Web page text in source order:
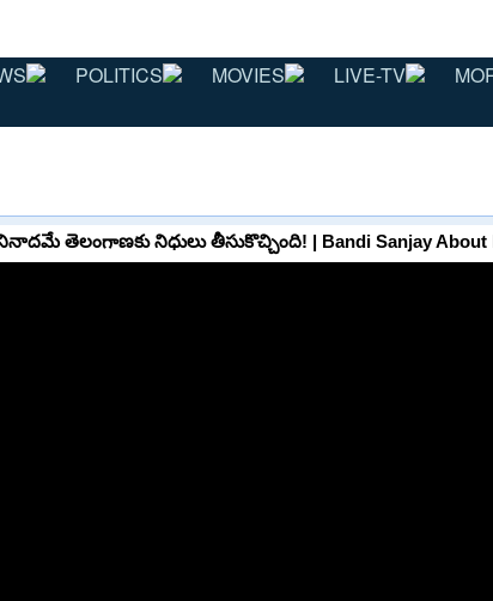
POLITICS MOVIES LIVE-TV
తెలంగాణకు నిధులు తీసుకొచ్చింది! | Bandi Sanjay About